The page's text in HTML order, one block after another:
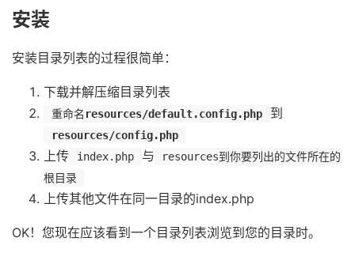
安装
安装目录列表的过程很简单：
下载并解压缩目录列表
重命名 resources/default.config.php 到
resources/config.php
上传 index.php 与
resources到你要列出的文件所在的
根目录
上传其他文件在同一目录的index.php
OK！您现在应该看到一个目录列表浏览到您的目录时。